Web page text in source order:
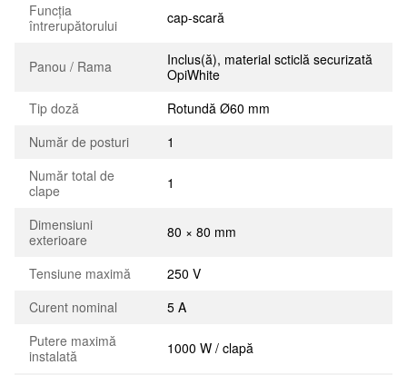
Funcția
întrerupătorului
cap-scară
Panou / Rama
Inclus(ă), material scticlă securizată
OpiWhite
Tip doză
Rotundă Ø60 mm
Număr de posturi
1
Număr total de
clape
1
Dimensiuni
exterioare
80 × 80 mm
Tensiune maximă
250 V
Curent nominal
5 A
Putere maximă
instalată
1000 W / clapă